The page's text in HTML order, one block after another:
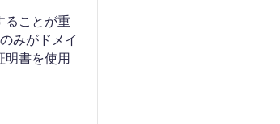
ることが重
みがドメイ
明書を使用